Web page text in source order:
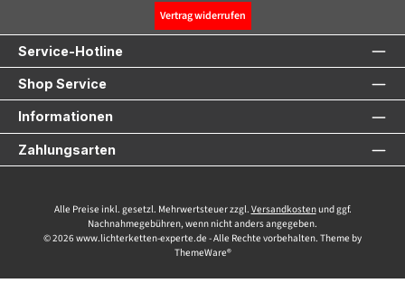
Vertrag widerrufen
Service-Hotline
Shop Service
Informationen
Zahlungsarten
Alle Preise inkl. gesetzl. Mehrwertsteuer zzgl. Versandkostenund ggf.
Nachnahmegebühren, wenn nicht anders angegeben.
© 2026 www.lichterketten-experte.de - Alle Rechte vorbehalten. Theme by
ThemeWare®